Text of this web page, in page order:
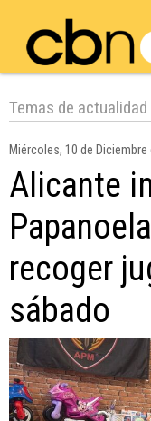
Temas de actualidad
Miércoles, 10 de Diciembre
Alicante
recoger
sábado